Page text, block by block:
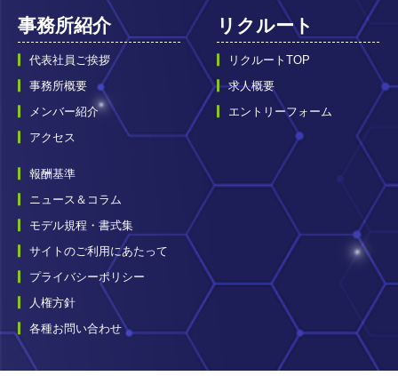
事務所紹介
代表社員ご挨拶
事務所概要
メンバー紹介
アクセス
リクルート
リクルートTOP
求人概要
エントリーフォーム
報酬基準
ニュース＆コラム
モデル規程・書式集
サイトのご利用にあたって
プライバシーポリシー
人権方針
各種お問い合わせ